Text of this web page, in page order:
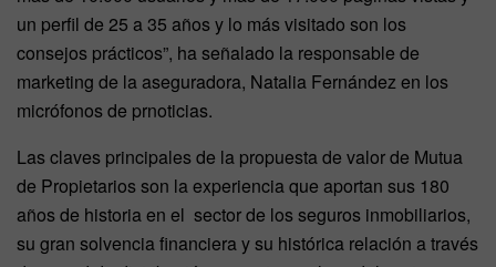
un perfil de 25 a 35 años y lo más visitado son los
consejos prácticos”, ha señalado la responsable de
marketing de la aseguradora, Natalia Fernández en los
micrófonos de prnoticias.
Las claves principales de la propuesta de valor de Mutua
de Propietarios son la experiencia que aportan sus 180
años de historia en el sector de los seguros inmobiliarios,
su gran solvencia financiera y su histórica relación a través